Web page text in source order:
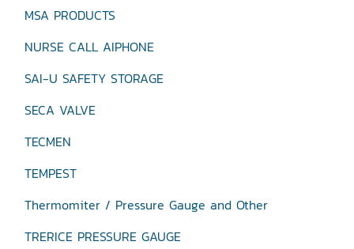
MSA PRODUCTS
NURSE CALL AIPHONE
SAI-U SAFETY STORAGE
SECA VALVE
TECMEN
TEMPEST
Thermomiter / Pressure Gauge and Other
TRERICE PRESSURE GAUGE